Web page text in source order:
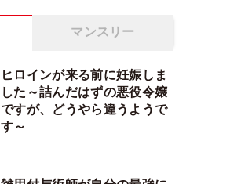
マンスリー
ヒロインが来る前に妊娠しま
した～詰んだはずの悪役令嬢
ですが、どうやら違うようで
す～